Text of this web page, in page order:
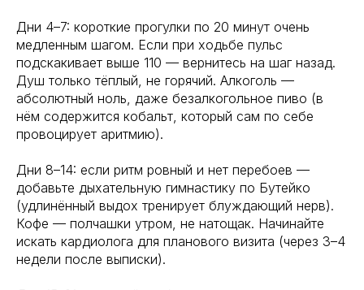
Дни 4–7: короткие прогулки по 20 минут очень
медленным шагом. Если при ходьбе пульс
подскакивает выше 110 — вернитесь на шаг назад.
Душ только тёплый, не горячий. Алкоголь —
абсолютный ноль, даже безалкогольное пиво (в
нём содержится кобальт, который сам по себе
провоцирует аритмию).
Дни 8–14: если ритм ровный и нет перебоев —
добавьте дыхательную гимнастику по Бутейко
(удлинённый выдох тренирует блуждающий нерв).
Кофе — полчашки утром, не натощак. Начинайте
искать кардиолога для планового визита (через 3–4
недели после выписки).